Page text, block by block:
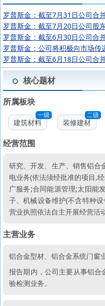
罗普斯金：截至7月31日公司合
罗普斯金：截至7月20日公司股
罗普斯金：截至6月30日公司合
罗普斯金：公司将积极向市场
罗普斯金：截至6月18日公司合
核心题材
所属板块
一级
建筑材料
二级
装修建材
经营范围
研究、开发、生产、销售铝合
电业务(依法须经批准的项目,
广服务;合同能源管理;太阳能
子、机械设备维护(不含特种
营业执照依法自主开展经营活动
主营业务
铝合金型材、铝合金系统门窗
报告期内，公司主要从事铝
验检测业务。